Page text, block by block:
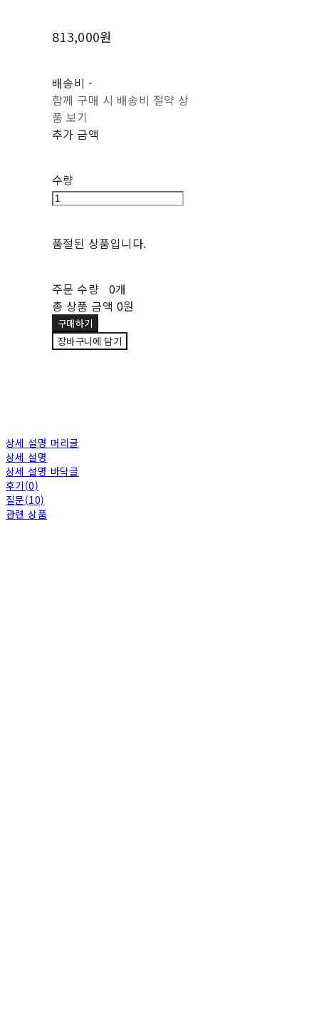
813,000원
배송비 -
함께 구매 시 배송비 절약 상
품 보기
추가 금액
수량
품절된 상품입니다.
주문 수량 0개
총 상품 금액 0원
구매하기
장바구니에 담기
상세 설명 머리글
상세 설명
상세 설명 바닥글
후기(0)
질문(10)
관련 상품